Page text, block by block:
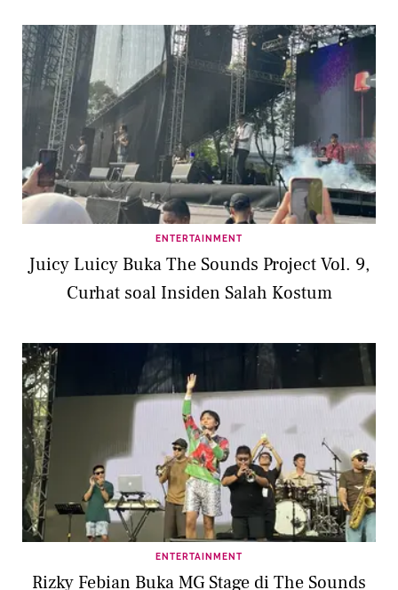
ENTERTAINMENT
Juicy Luicy Buka The Sounds Project Vol. 9,
Curhat soal Insiden Salah Kostum
ENTERTAINMENT
Rizky Febian Buka MG Stage di The Sounds